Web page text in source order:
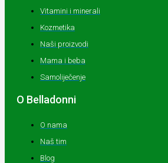
Vitamini i minerali
Kozmetika
Naši proizvodi
Mama i beba
Samoliječenje
O Belladonni
O nama
Naš tim
Blog